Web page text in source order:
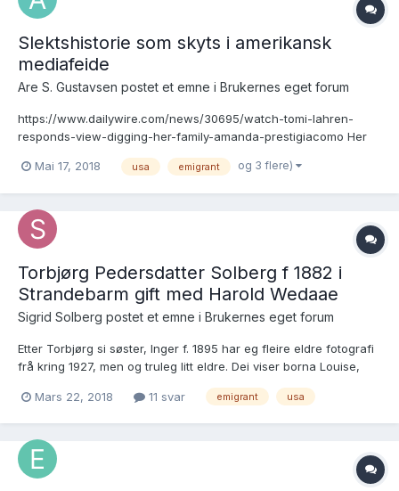
Slektshistorie som skyts i amerikansk
mediafeide
Are S. Gustavsen postet et emne i Brukernes eget forum
https://www.dailywire.com/news/30695/watch-tomi-lahren-
responds-view-digging-her-family-amanda-prestigiacomo Her
trolig ikke gjorde noen fortred i sin tid, da kan benyttes som
Mai 17, 2018 usa emigrant og 3 flere)
Torbjørg Pedersdatter Solberg f 1882 i
Strandebarm gift med Harold Wedaae
Sigrid Solberg postet et emne i Brukernes eget forum
Etter Torbjørg si søster, Inger f. 1895 har eg fleire eldre fotografi
frå kring 1927, men og truleg litt eldre. Dei viser borna Louise,
Lars (bror til søstrene), som og utvandra. Torbjørg var gift med
Mars 22, 2018 11 svar emigrant usa